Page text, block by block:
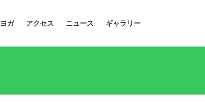
ガ アクセス ニュース ギャラリー